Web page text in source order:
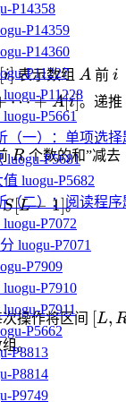
P14358
P14359
P14360
P11227
P11228
P5661
（一）：单项选择
luogu-P5681
luogu-P5682
（二）：阅读程序
P7072
luogu-P7071
P7909
P7910
P7911
P5662
P8813
P8814
P9749
[i]表示数组 A
A 前i
i
⋯+ A[i]。递推
R
R个数的和”减去
S[L −1]。
操作将区间 [L,
[L,
。